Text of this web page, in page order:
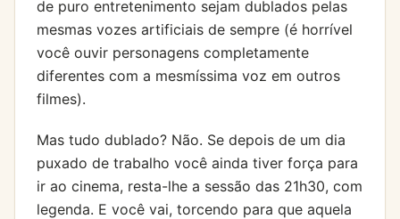
de puro entretenimento sejam dublados pelas
mesmas vozes artificiais de sempre (é horrível
você ouvir personagens completamente
diferentes com a mesmíssima voz em outros
filmes).
Mas tudo dublado? Não. Se depois de um dia
puxado de trabalho você ainda tiver força para
ir ao cinema, resta-lhe a sessão das 21h30, com
legenda. E você vai, torcendo para que aquela